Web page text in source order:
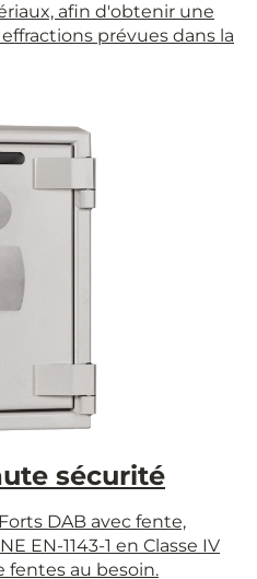
afin d'obtenir une
prévues dans la
sécurité
DAB avec fente,
EN-1143-1 en Classe IV
fentes au besoin.